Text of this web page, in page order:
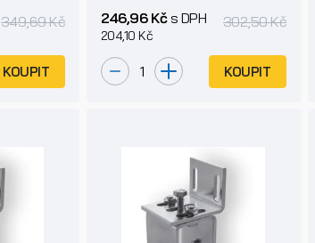
349,69 Kč
KOUPIT
246,96 Kčs DPH
204,10 Kč
302,50 Kč
KOUPIT